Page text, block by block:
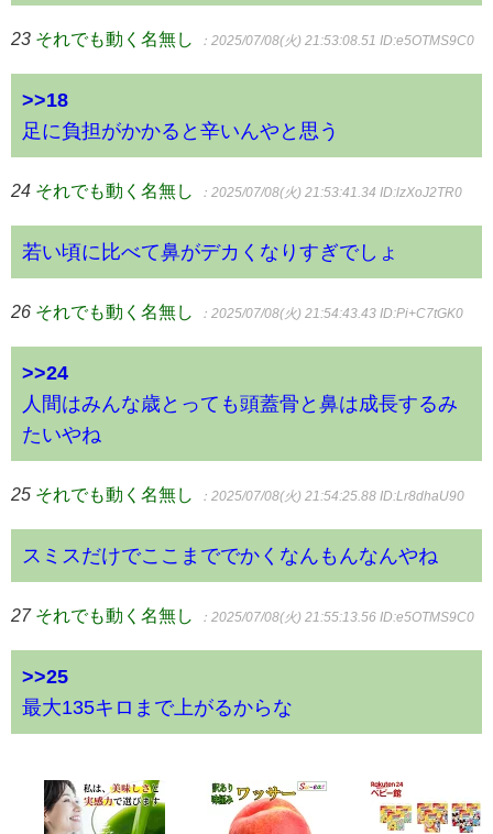
23 それでも動く名無し ：2025/07/08(火) 21:53:08.51 ID:e5OTMS9C0
>>18
足に負担がかかると辛いんやと思う
24 それでも動く名無し ：2025/07/08(火) 21:53:41.34 ID:lzXoJ2TR0
若い頃に比べて鼻がデカくなりすぎでしょ
26 それでも動く名無し ：2025/07/08(火) 21:54:43.43 ID:Pi+C7tGK0
>>24
人間はみんな歳とっても頭蓋骨と鼻は成長するみ
たいやね
25 それでも動く名無し ：2025/07/08(火) 21:54:25.88 ID:Lr8dhaU90
スミスだけでここまででかくなんもんなんやね
27 それでも動く名無し ：2025/07/08(火) 21:55:13.56 ID:e5OTMS9C0
>>25
最大135キロまで上がるからな